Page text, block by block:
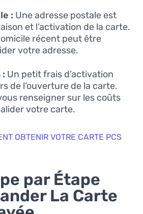
: Une adresse postale est
et l’activation de la carte.
récent peut être
votre adresse.
: Un petit frais d’activation
de l’ouverture de la carte.
renseigner sur les coûts
votre carte.
OBTENIR VOTRE CARTE PCS
par Étape
La Carte